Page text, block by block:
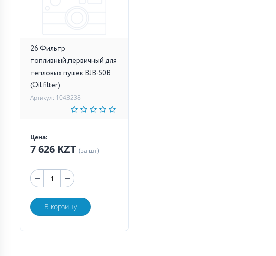
26 Фильтр
топливный,первичный для
тепловых пушек BJB-50B
(Oil filter)
Артикул: 1043238
Цена:
7 626 KZT (за шт)
В корзину